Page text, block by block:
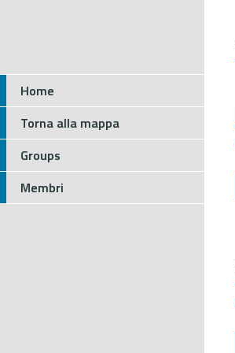
Home
Torna alla mappa
Groups
Membri